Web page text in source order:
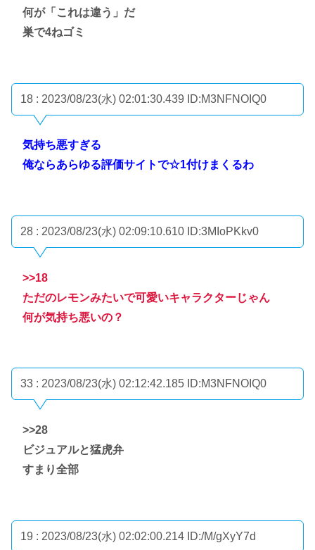
何が「これは違う」だ
巣で4ねゴミ
18 : 2023/08/23(水) 02:01:30.439 ID:M3NFNOIQ0
気持ち悪すぎる
俺ならあらゆる評価サイトで☆1付けまくるわ
28 : 2023/08/23(水) 02:09:10.610 ID:3MIoPKkv0
>>18
ただのレモンみたいで可愛いキャラクターじゃん
何が気持ち悪いの？
33 : 2023/08/23(水) 02:12:42.185 ID:M3NFNOIQ0
>>28
ビジュアルと猛虎弁
すまり全部
19 : 2023/08/23(水) 02:02:00.214 ID:/M/gXyY7d